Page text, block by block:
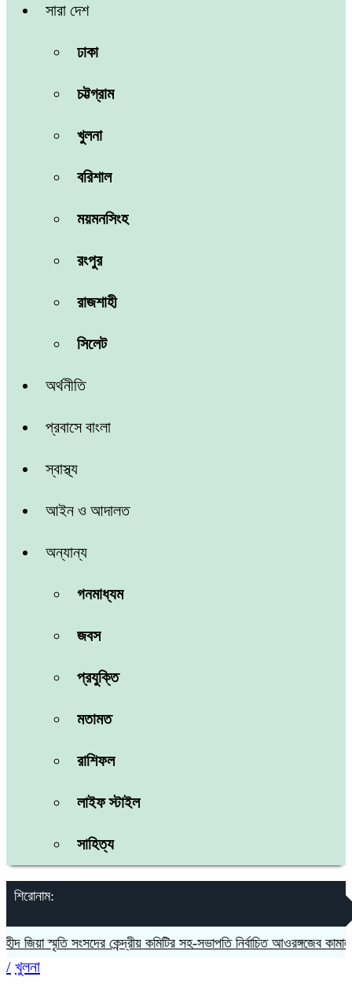
সারা দেশ
ঢাকা
চট্টগ্রাম
খুলনা
বরিশাল
ময়মনসিংহ
রংপুর
রাজশাহী
সিলেট
অর্থনীতি
প্রবাসে বাংলা
স্বাস্থ্য
আইন ও আদালত
অন্যান্য
গনমাধ্যম
জবস
প্রযুক্তি
মতামত
রাশিফল
লাইফ স্টাইল
সাহিত্য
শিরোনাম:
স্মৃতি সংসদের কেন্দ্রীয় কমিটির সহ-সভাপতি নির্বাচিত আওরঙ্গজেব কামাল
/ খুলনা